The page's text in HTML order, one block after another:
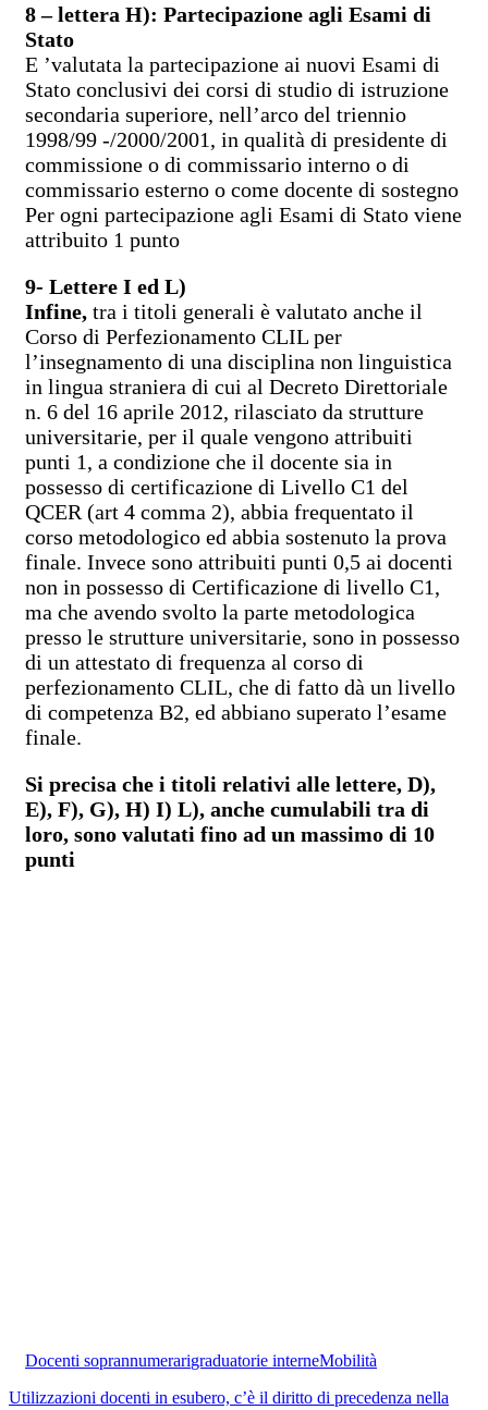
8 – lettera H): Partecipazione agli Esami di
Stato
E ’valutata la partecipazione ai nuovi Esami di
Stato conclusivi dei corsi di studio di istruzione
secondaria superiore, nell’arco del triennio
1998/99 -/2000/2001, in qualità di presidente di
commissione o di commissario interno o di
commissario esterno o come docente di sostegno
Per ogni partecipazione agli Esami di Stato viene
attribuito 1 punto
9- Lettere I ed L)
Infine, tra i titoli generali è valutato anche il
Corso di Perfezionamento CLIL per
l’insegnamento di una disciplina non linguistica
in lingua straniera di cui al Decreto Direttoriale
n. 6 del 16 aprile 2012, rilasciato da strutture
universitarie, per il quale vengono attribuiti
punti 1, a condizione che il docente sia in
possesso di certificazione di Livello C1 del
QCER (art 4 comma 2), abbia frequentato il
corso metodologico ed abbia sostenuto la prova
finale. Invece sono attribuiti punti 0,5 ai docenti
non in possesso di Certificazione di livello C1,
ma che avendo svolto la parte metodologica
presso le strutture universitarie, sono in possesso
di un attestato di frequenza al corso di
perfezionamento CLIL, che di fatto dà un livello
di competenza B2, ed abbiano superato l’esame
finale.
Si precisa che i titoli relativi alle lettere, D),
E), F), G), H) I) L), anche cumulabili tra di
loro, sono valutati fino ad un massimo di 10
punti
Docenti soprannumerarigraduatorie interneMobilità
Utilizzazioni docenti in esubero, c’è il diritto di precedenza nella